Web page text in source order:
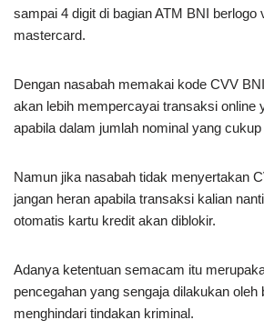
sampai 4 digit di bagian ATM BNI berlogo
mastercard.
Dengan nasabah memakai kode CVV
akan lebih mempercayai transaksi online
apabila dalam jumlah nominal yang cukup
Namun jika nasabah tidak menyertakan
jangan heran apabila transaksi kalian
otomatis kartu kredit akan diblokir.
Adanya ketentuan semacam itu
pencegahan yang sengaja dilakukan oleh
menghindari tindakan kriminal.